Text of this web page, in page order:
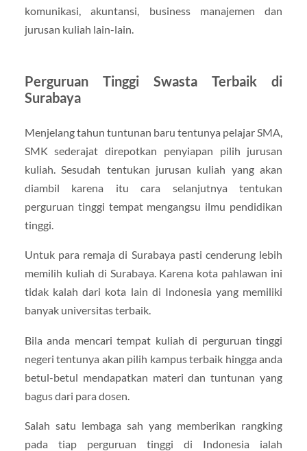
komunikasi, akuntansi, business manajemen dan
jurusan kuliah lain-lain.
Perguruan Tinggi Swasta Terbaik di
Surabaya
Menjelang tahun tuntunan baru tentunya pelajar SMA,
SMK sederajat direpotkan penyiapan pilih jurusan
kuliah. Sesudah tentukan jurusan kuliah yang akan
diambil karena itu cara selanjutnya tentukan
perguruan tinggi tempat mengangsu ilmu pendidikan
tinggi.
Untuk para remaja di Surabaya pasti cenderung lebih
memilih kuliah di Surabaya. Karena kota pahlawan ini
tidak kalah dari kota lain di Indonesia yang memiliki
banyak universitas terbaik.
Bila anda mencari tempat kuliah di perguruan tinggi
negeri tentunya akan pilih kampus terbaik hingga anda
betul-betul mendapatkan materi dan tuntunan yang
bagus dari para dosen.
Salah satu lembaga sah yang memberikan rangking
pada tiap perguruan tinggi di Indonesia ialah